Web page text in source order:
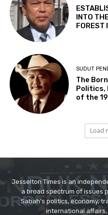
Jesselton Times is an
a broad spectrum of issues
Sabah's politics, economy,
international affairs,